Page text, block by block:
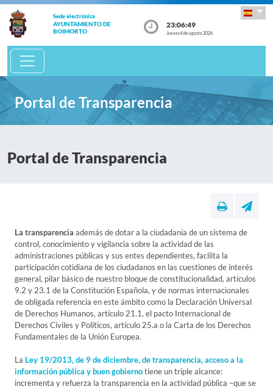
Sede electrónica
AYUNTAMIENTO DE
BOIMORTO
23:06:49
Jueves 6 de agosto 2026
Portal de Transparencia
Portal de Transparencia
La transparencia además de dotar a la ciudadanía de un sistema de
control, conocimiento y vigilancia sobre la actividad de las
administraciones públicas y sus entes dependientes, facilita la
participación cotidiana de los ciudadanos en las cuestiones de interés
general, pilar básico de nuestro bloque de constitucionalidad, artículos
9.2 y 23.1 de la Constitución Española, y de normas internacionales
de obligada referencia en este ámbito como la Declaración Universal
de Derechos Humanos, artículo 21.1, el pacto Internacional de
Derechos Civiles y Políticos, artículo 25.a o la Carta de los Derechos
Fundamentales de la Unión Europea.
La Ley 19/2013, de 9 de diciembre, de transparencia, acceso a la
información pública y buen gobiernotiene un triple alcance:
incrementa y refuerza la transparencia en la actividad pública –que se